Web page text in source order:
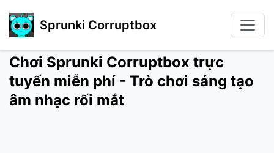
Sprunki Corruptbox
Chơi Sprunki Corruptbox trực
tuyến miễn phí - Trò chơi sáng tạo
âm nhạc rối mắt